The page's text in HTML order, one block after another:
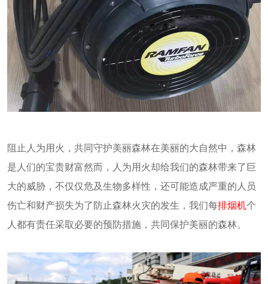
阻止人为用火，共同守护美丽森林在美丽的大自然中，森林
是人们的宝贵财富然而，人为用火却给我们的森林带来了巨
大的威胁，不仅仅危及生物多样性，还可能造成严重的人员
伤亡和财产损失为了防止森林火灾的发生，我们每排烟机个
人都有责任采取必要的预防措施，共同保护美丽的森林。